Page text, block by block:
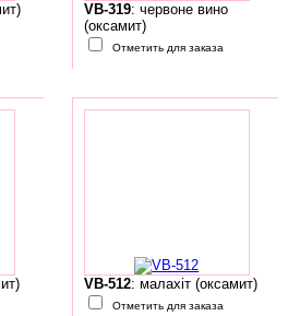
VB-319: червоне вино
(оксамит)
Отметить для заказа
VB-512: малахіт (оксамит)
Отметить для заказа